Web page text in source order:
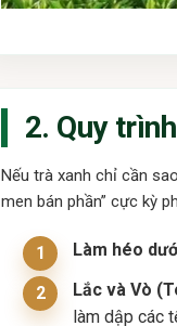
2. Quy
Nếu trà xanh chỉ cần
men bán phần” cực kỳ
Làm héo
Lắc và Vò
làm dập các